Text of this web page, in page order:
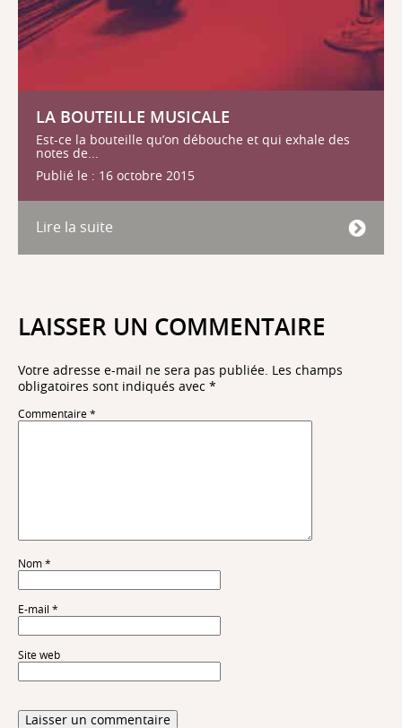
LA BOUTEILLE MUSICALE
Est-ce la bouteille qu’on débouche et qui exhale des
notes de...
Publié le : 16 octobre 2015
Lire la suite
LAISSER UN COMMENTAIRE
Votre adresse e-mail ne sera pas publiée. Les champs
obligatoires sont indiqués avec *
Commentaire *
Nom *
E-mail *
Site web